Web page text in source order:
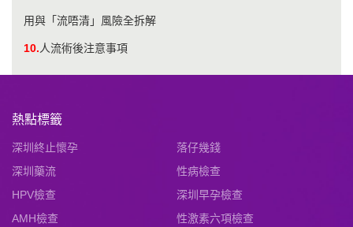
用與「流唔清」風險全拆解
10.人流術後注意事項
熱點標籤
深圳終止懷孕
落仔幾錢
深圳藥流
性病檢查
HPV檢查
深圳早孕檢查
AMH檢查
性激素六項檢查